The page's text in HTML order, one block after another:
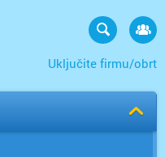
Uključite firmu/obrt